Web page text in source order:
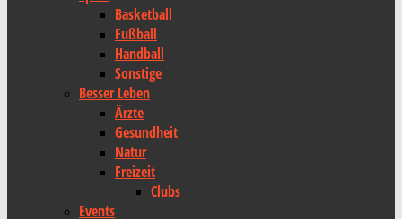
Basketball
Fußball
Handball
Sonstige
Besser Leben
Ärzte
Gesundheit
Natur
Freizeit
Clubs
Events